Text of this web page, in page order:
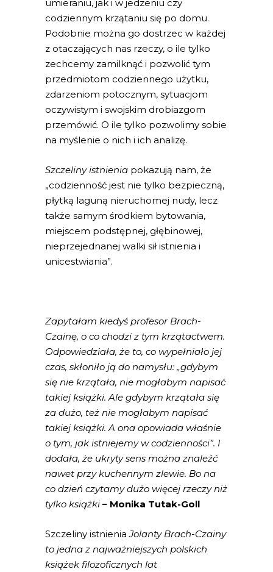
umieraniu, jak i w jedzeniu czy
codziennym krzątaniu się po domu.
Podobnie można go dostrzec w każdej
z otaczających nas rzeczy, o ile tylko
zechcemy zamilknąć i pozwolić tym
przedmiotom codziennego użytku,
zdarzeniom potocznym, sytuacjom
oczywistym i swojskim drobiazgom
przemówić. O ile tylko pozwolimy sobie
na myślenie o nich i ich analizę.
Szczeliny istnienia pokazują nam, że
„codzienność jest nie tylko bezpieczną,
płytką laguną nieruchomej nudy, lecz
także samym środkiem bytowania,
miejscem podstępnej, głębinowej,
nieprzejednanej walki sił istnienia i
unicestwiania”.
Zapytałam kiedyś profesor Brach-
Czainę, o co chodzi z tym krzątactwem.
Odpowiedziała, że to, co wypełniało jej
czas, skłoniło ją do namysłu: „gdybym
się nie krzątała, nie mogłabym napisać
takiej książki. Ale gdybym krzątała się
za dużo, też nie mogłabym napisać
takiej książki. A ona opowiada właśnie
o tym, jak istniejemy w codzienności”. I
dodała, że ukryty sens można znaleźć
nawet przy kuchennym zlewie. Bo na
co dzień czytamy dużo więcej rzeczy niż
tylko książki – Monika Tutak-Goll
Szczeliny istnieniaJolanty Brach-Czainy
to jedna z najważniejszych polskich
książek filozoficznych lat